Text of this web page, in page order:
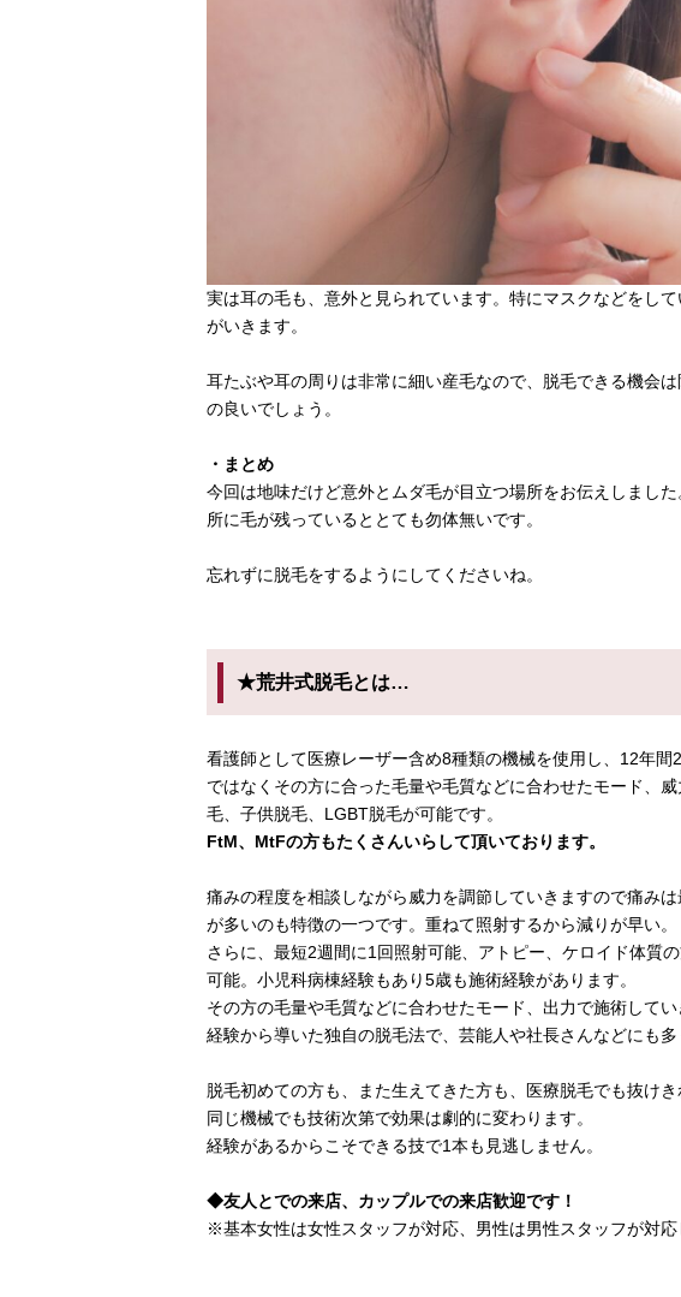
実は耳の毛も、意外と見られています。特にマスクなどをし
がいきます。
耳たぶや耳の周りは非常に細い産毛なので、脱毛できる機会
の良いでしょう。
・まとめ
今回は地味だけど意外とムダ毛が目立つ場所をお伝えしまし
所に毛が残っているととても勿体無いです。
忘れずに脱毛をするようにしてくださいね。
★荒井式脱毛とは…
看護師として医療レーザー含め8種類の機械を使用し、12年
ではなくその方に合った毛量や毛質などに合わせたモード、
毛、子供脱毛、LGBT脱毛が可能です。
FtM、MtFの方もたくさんいらして頂いております。
痛みの程度を相談しながら威力を調節していきますので痛み
が多いのも特徴の一つです。重ねて照射するから減りが早い。
さらに、最短2週間に1回照射可能、アトピー、ケロイド体質
可能。小児科病棟経験もあり5歳も施術経験があります。
その方の毛量や毛質などに合わせたモード、出力で施術して
経験から導いた独自の脱毛法で、芸能人や社長さんなどにも多
脱毛初めての方も、また生えてきた方も、医療脱毛でも抜け
同じ機械でも技術次第で効果は劇的に変わります。
経験があるからこそできる技で1本も見逃しません。
◆友人とでの来店、カップルでの来店歓迎です！
※基本女性は女性スタッフが対応、男性は男性スタッフが対応